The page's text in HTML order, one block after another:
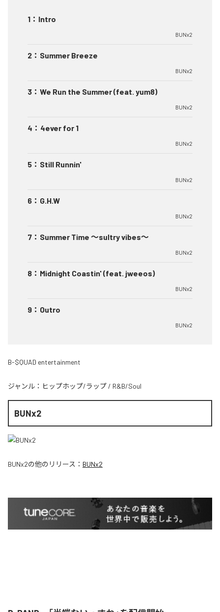
1 ： Intro
BUNx2
2 ： Summer Breeze
BUNx2
3 ： We Run the Summer (feat. yum8)
BUNx2
4 ： 4ever for 1
BUNx2
5 ： Still Runnin'
BUNx2
6 ： G.H.W
BUNx2
7 ： Summer Time 〜sultry vibes〜
BUNx2
8 ： Midnight Coastin' (feat. jweeos)
BUNx2
9 ： Outro
BUNx2
B-$QUAD entertainment
ジャンル： ヒップホップ/ラップ / R&B/Soul
BUNx2
BUNx2の他のリリース： BUNx2